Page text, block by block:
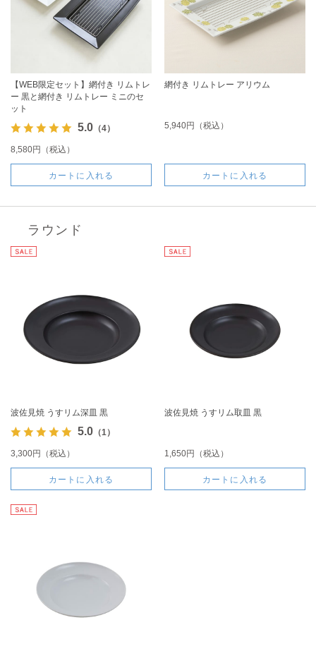
【WEB限定セット】網付き リムトレ
ー 黒と網付き リムトレー ミニのセ
ット
5.0（4）
8,580円（税込）
カートに入れる
網付き リムトレー アリウム
5,940円（税込）
カートに入れる
ラウンド
波佐見焼 うすリム深皿 黒
5.0（1）
3,300円（税込）
カートに入れる
波佐見焼 うすリム取皿 黒
1,650円（税込）
カートに入れる